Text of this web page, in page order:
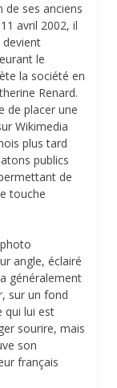
de ses anciens
avril 2002, il
devient
le
la société en
Renard.
de placer une
Wikimedia
plus tard
publics
de
touche
angle, éclairé
généralement
sur un fond
qui lui est
sourire, mais
son
français